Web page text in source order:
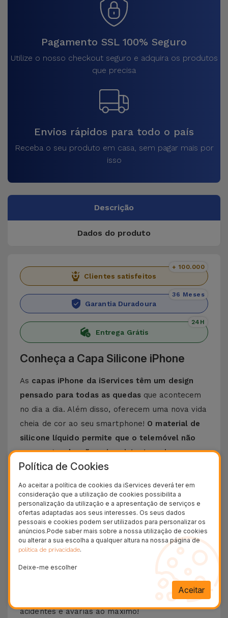
Pagamento SSL 100% Seguro
Utilize o nosso checkout seguro e adquira os produtos
que precisa
Envios rápidos para todo o país
Receba o seu produto em casa, sem pagar mais por
isso
Descrição
Dados do produto
Clientes satisfeitos
+ 100.000
Garantia Duradoura
36 Meses
Entrega Grátis
24H
Conheça a Capa Silicone iPhone
As capas iPhone da iServices têm um design
pensado para todas as quedasque acontecem
no dia a dia. Além disso, oferecem uma nova vida
cheia de cor ao seu smartphone! O material de
silicone líquido permite que o telemóvel não
escorregue da mão e é resistente a riscos.
Esta Capa é compatível com os modelos
15
, 14, 13, 12 entre outros bem como os mais
recentes modelos da Apple, oiPhone 16e
iPhone 17.
Proteção de 3 camadas com as Capas
Silicone
As nossasCapas Silicone iPhone contam com
uma construção robusta e de qualidade, com
, para evitar
acidentes e avarias ao máximo!
Política de Cookies
Ao aceitar a política de cookies da iServices deverá ter em
consideração que a utilização de cookies possibilita a
personalização da utilização e a apresentação de serviços e
ofertas adaptadas aos seus interesses. Os seus dados
pessoais e cookies podem ser utilizados para personalizar os
anúncios.Pode saber mais sobre a nossa utilização de cookies
ou alterar a sua escolha a qualquer altura na nossa página de
política de privacidade.
Deixe-me escolher
Aceitar